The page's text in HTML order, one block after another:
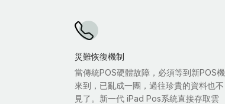
災難恢復機制
當傳統POS硬體故障，必須等到新POS機
來到，已亂成一團，過往珍貴的資料也不
見了。新一代 iPad Pos系統直接存取雲